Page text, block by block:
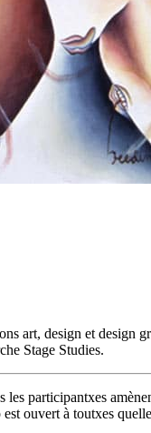
art, design et design
Stage Studies.
participantxes
ouvert à toutxes